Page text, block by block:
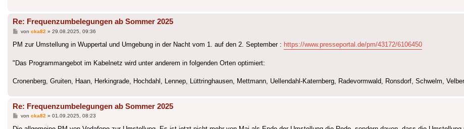
Re: Frequenzumbelegungen ab Sommer 2025
Beitrag
von cka82 » 29.08.2025, 09:36
PM zur Umstellung in Wuppertal und Umgebung in der Nacht vom 1. auf den 2. September : https://www.presseportal.de/pm/43172/6106450
"Das Programmangebot im Kabelnetz wird unter anderem in folgenden Orten optimiert:
Cronenberg, Gruiten, Haan, Herkingrade, Hochdahl, Lennep, Lüttringhausen, Mettmann, Uellendahl-Katernberg, Radevormwald, Ronsdorf, Schwelm,
Re: Frequenzumbelegungen ab Sommer 2025
Beitrag
von cka82» 01.09.2025, 08:23